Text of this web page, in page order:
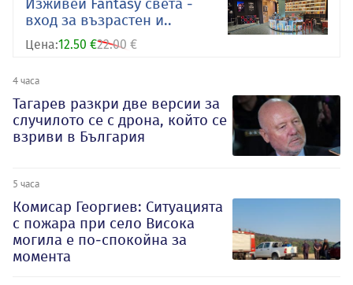
вход за възрастен и..
Цена:12.50 €22.00 €
4 часа
Тагарев разкри две версии за
случилото се с дрона, който се
взриви в България
5 часа
Комисар Георгиев: Ситуацията
с пожара при село Висока
могила е по-спокойна за
момента